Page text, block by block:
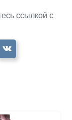
ссылкой с